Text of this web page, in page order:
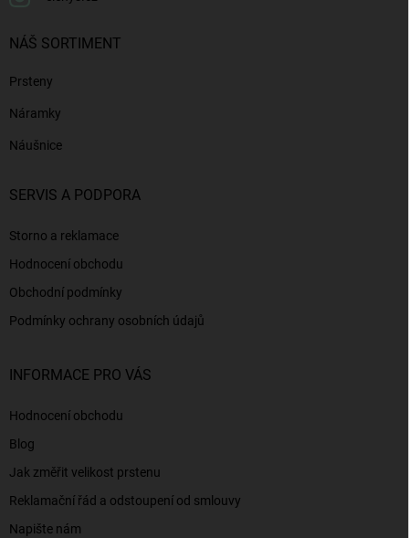
NÁŠ SORTIMENT
Prsteny
Náramky
Náušnice
SERVIS A PODPORA
Storno a reklamace
Hodnocení obchodu
Obchodní podmínky
Podmínky ochrany osobních údajů
INFORMACE PRO VÁS
Hodnocení obchodu
Blog
Jak změřit velikost prstenu
Reklamační řád a odstoupení od smlouvy
Napište nám